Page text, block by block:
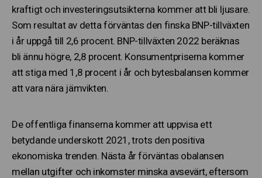
kraftigt och investeringsutsikterna kommer att bli ljusare.
Som resultat av detta förväntas den finska BNP-tillväxten
i år uppgå till 2,6 procent. BNP-tillväxten 2022 beräknas
bli ännu högre, 2,8 procent. Konsumentpriserna kommer
att stiga med 1,8 procent i år och bytesbalansen kommer
att vara nära jämvikten.
De offentliga finanserna kommer att uppvisa ett
betydande underskott 2021, trots den positiva
ekonomiska trenden. Nästa år förväntas obalansen
mellan utgifter och inkomster minska avsevärt, eftersom